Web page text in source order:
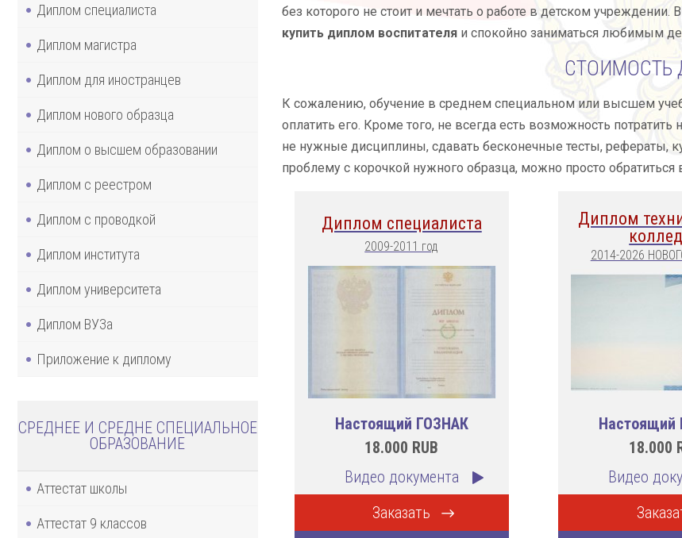
Диплом специалиста
Диплом магистра
Диплом для иностранцев
Диплом нового образца
Диплом о высшем образовании
Диплом с реестром
Диплом с проводкой
Диплом института
Диплом университета
Диплом ВУЗа
Приложение к диплому
СРЕДНЕЕ И СРЕДНЕ СПЕЦИАЛЬНОЕ
ОБРАЗОВАНИЕ
Аттестат школы
Аттестат 9 классов
без которого не стоит и мечтать о работе в детском
купить диплом воспитателяи спокойно заниматься любимым
СТОИМОСТЬ
К сожалению, обучение в среднем специальном или высшем
оплатить его. Кроме того, не всегда есть возможность
не нужные дисциплины, сдавать бесконечные тесты,
проблему с корочкой нужного образца, можно просто
Диплом специалиста
2009-2011 год
Настоящий ГОЗНАК
18.000 RUB
Видео документа
Заказать
Диплом
2014-2026
Настоящий
18.000
Видео